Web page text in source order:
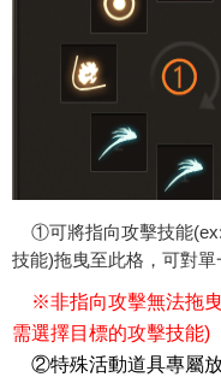
①可將指向攻擊技能
技能)拖曳至此格，可對單
※非指向攻擊無法拖
需選擇目標的攻擊技能)
②特殊活動道具專屬